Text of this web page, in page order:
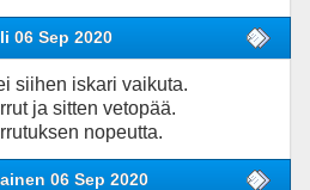
06 Sep 2020
siihen iskari vaikuta.
ja sitten vetopää.
nopeutta.
06 Sep 2020